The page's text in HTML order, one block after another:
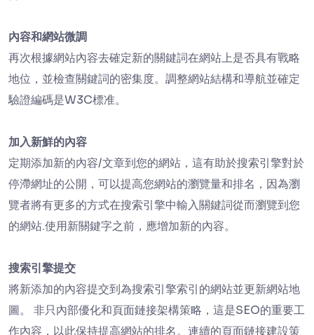
內容和網站微調
再次根據網站內容去確定新的關鍵詞在網站上是否具有戰略
地位，並檢查關鍵詞的密集度。調整網站結構和導航並確定
驗證編碼是W3C標准。
加入新鮮的內容
定期添加新的內容/文章到您的網站，這有助於搜索引擎對於
停滯網址的公開，可以提高您網站的瀏覽量和排名，因為瀏
覽者將有更多的方式在搜索引擎中輸入關鍵詞從而瀏覽到您
的網站.使用新關鍵字之前，應增加新的內容。
搜索引擎提交
將新添加的內容提交到為搜索引擎索引的網站並更新網站地
圖。 非只內部優化和頁面鏈接架構策略，這是SEO的重要工
作內容，以此保持提高網站的排名。連續的頁面鏈接建設策